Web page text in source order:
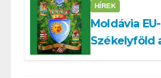
HÍREK
Moldávia
Székelyföld